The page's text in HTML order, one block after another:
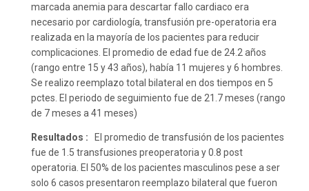
marcada anemia para descartar fallo cardiaco era
necesario por cardiología, transfusión pre-operatoria era
realizada en la mayoría de los pacientes para reducir
complicaciones. El promedio de edad fue de 24.2 años
(rango entre 15 y 43 años), había 11 mujeres y 6 hombres.
Se realizo reemplazo total bilateral en dos tiempos en 5
pctes. El periodo de seguimiento fue de 21.7 meses (rango
de 7 meses a 41 meses)
Resultados :
El promedio de transfusión de los pacientes
fue de 1.5 transfusiones preoperatoria y 0.8 post
operatoria. El 50% de los pacientes masculinos pese a ser
solo 6 casos presentaron reemplazo bilateral que fueron